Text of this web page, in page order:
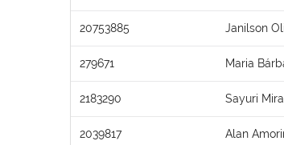
20753885 Janilson
279671 Maria
2183290 Sayuri
2039817 Alan